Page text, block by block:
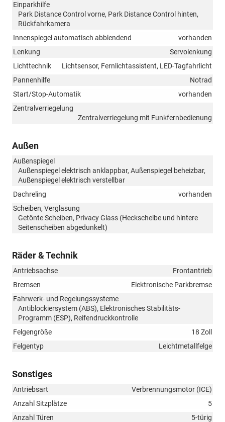
Einparkhilfe
Park Distance Control vorne, Park Distance Control hinten,
Rückfahrkamera
Innenspiegel automatisch abblendend
vorhanden
Lenkung
Servolenkung
Lichttechnik
Lichtsensor, Fernlichtassistent, LED-Tagfahrlicht
Pannenhilfe
Notrad
Start/Stop-Automatik
vorhanden
Zentralverriegelung
Zentralverriegelung mit Funkfernbedienung
Außen
Außenspiegel
Außenspiegel elektrisch anklappbar, Außenspiegel beheizbar,
Außenspiegel elektrisch verstellbar
Dachreling
vorhanden
Scheiben, Verglasung
Getönte Scheiben, Privacy Glass (Heckscheibe und hintere
Seitenscheiben abgedunkelt)
Räder & Technik
Antriebsachse
Frontantrieb
Bremsen
Elektronische Parkbremse
Fahrwerk- und Regelungssysteme
Antiblockiersystem (ABS), Elektronisches Stabilitäts-
Programm (ESP), Reifendruckkontrolle
Felgengröße
18 Zoll
Felgentyp
Leichtmetallfelge
Sonstiges
Antriebsart
Verbrennungsmotor (ICE)
Anzahl Sitzplätze
5
Anzahl Türen
5-türig